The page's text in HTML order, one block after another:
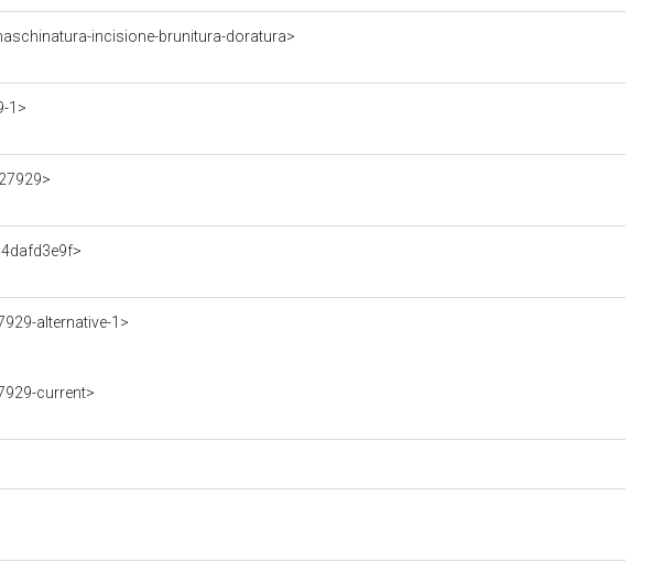
incisione-brunitura-doratura>
1>
alternative-1>
current>